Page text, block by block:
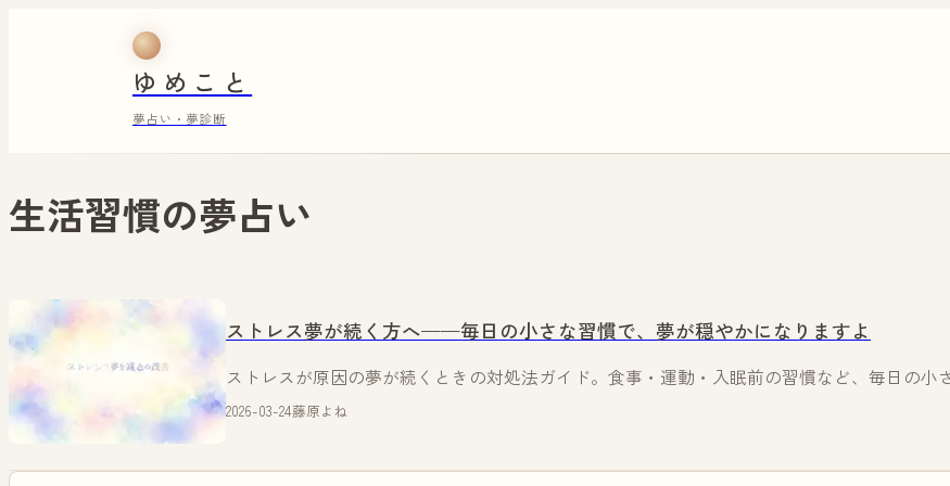
ゆめこと
夢占い・夢診断
生活習慣の夢占い
ストレス夢が続く方へ——毎日の小さな習慣で、夢が穏やかになりますよ
ストレスが原因の夢が続くときの対処法ガイド。食事・運動・入眠前の習慣など、毎日の小
2026-03-24藤原よね